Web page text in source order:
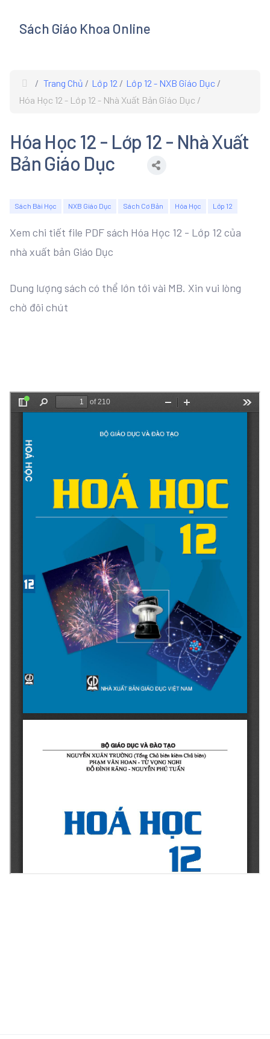
Sách Giáo Khoa Online
Trang Chủ Lớp 12
Lớp 12 - NXB Giáo Dục
Hóa Học 12 - Lớp 12 - Nhà Xuất Bản Giáo Dục
Hóa Học 12 - Lớp 12 - Nhà Xuất
Bản Giáo Dục
Sách Bài Học NXB Giáo Dục Sách Cơ Bản Hóa Học Lớp 12
Xem chi tiết file PDF sách Hóa Học 12 - Lớp 12 của
nhà xuất bản Giáo Dục
Dung lượng sách có thể lớn tới vài MB. Xin vui lòng
chờ đôi chút